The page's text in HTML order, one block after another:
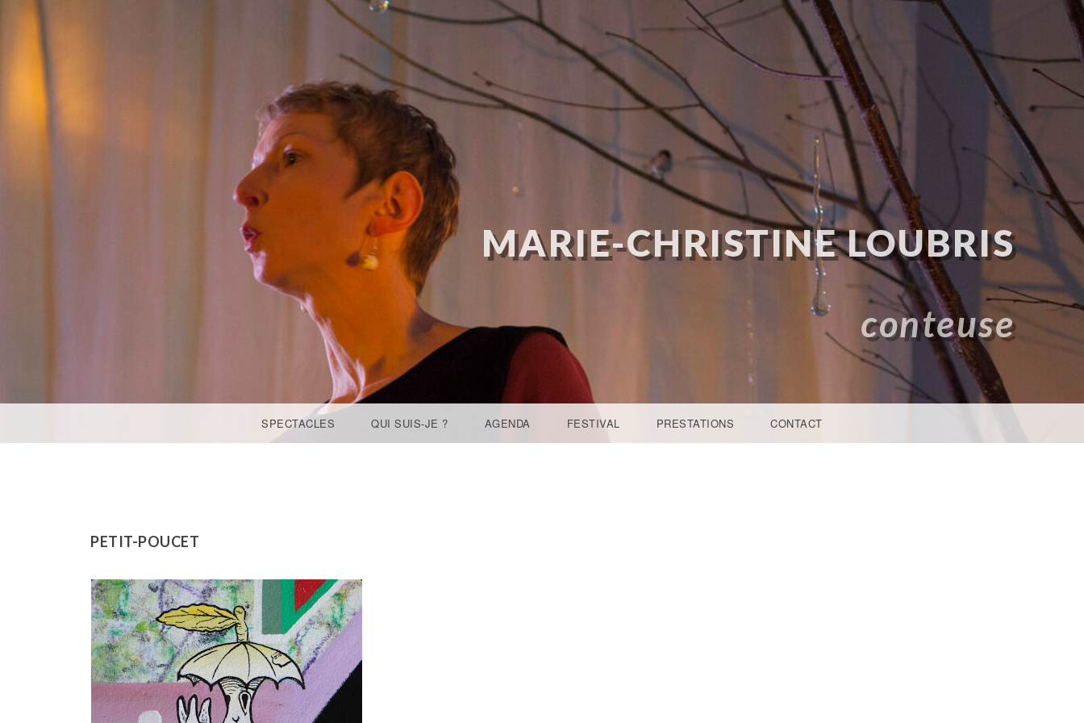
MARIE-CHRISTINE LOUBRIS
conteuse
SPECTACLES QUI SUIS-JE ? AGENDA FESTIVAL PRESTATIONS CONTACT
PETIT-POUCET